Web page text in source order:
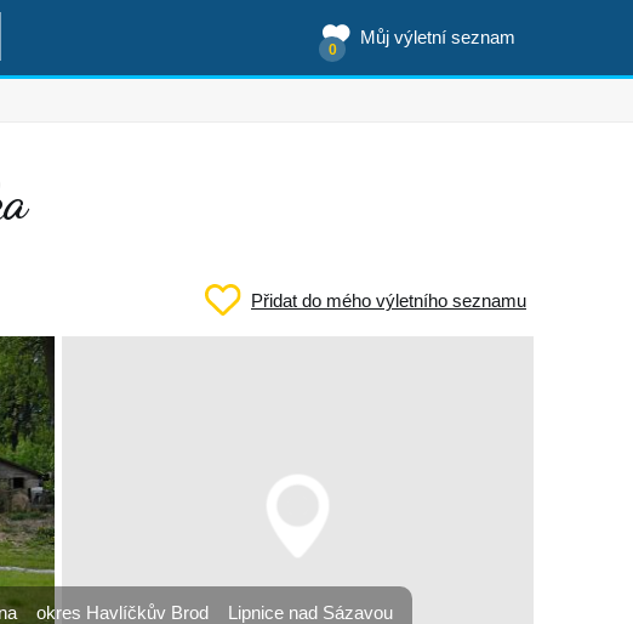
Můj výletní seznam
0
Přidat do mého výletního seznamu
okres Havlíčkův Brod
Lipnice nad Sázavou